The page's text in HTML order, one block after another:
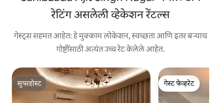
रेटिंग असलेली व्हेकेशन रेंटल्स
गेस्ट्स सहमत आहेत: हे मुक्काम लोकेशन, स्वच्छता आणि इतर बऱ्याच
गोष्टींसाठी अत्यंत उच्च रेट केलेले आहेत.
सुपरहोस्ट
सुपरहोस्ट
गेस्ट फेव्हरेट
गेस्ट फेव्हरेट